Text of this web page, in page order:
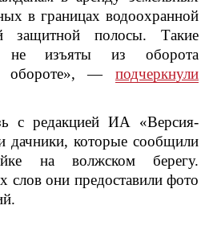
в границах водоохранной
защитной полосы. Такие
не изъяты из оборота
обороте», — подчеркнули
с редакцией ИА «Версия-
дачники, которые сообщили
на волжском берегу.
слов они предоставили фото